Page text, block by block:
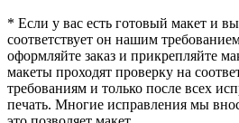
* Если у вас есть готовый макет и
соответствует он нашим
оформляйте заказ и прикрепляйте
макеты проходят проверку на
требованиям и только после всех
печать. Многие исправления мы